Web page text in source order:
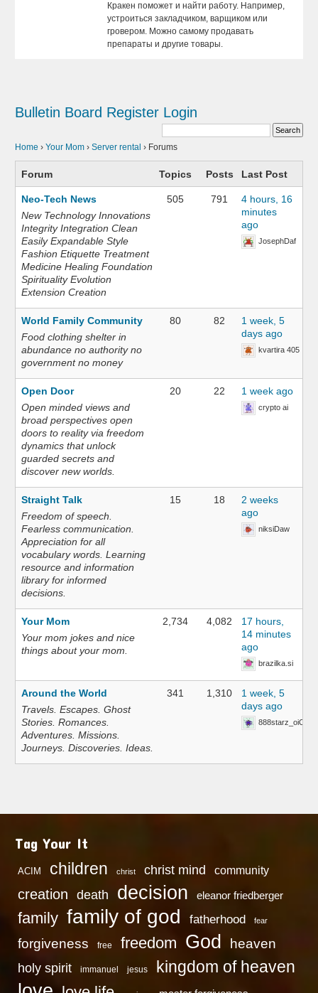
Кракен поможет и найти работу. Например,
устроиться закладчиком, варщиком или
гровером. Можно самому продавать
препараты и другие товары.
Bulletin Board Register Login
Home › Your Mom › Server rental › Forums
Forum Topics Posts Last Post
Neo-Tech News
New Technology Innovations
Integrity Integration Clean
Easily Expandable Style
Fashion Etiquette Treatment
Medicine Healing Foundation
Spirituality Evolution
Extension Creation
505 791
4 hours, 16
minutes
ago
JosephDaf
World Family Community
Food clothing shelter in
abundance no authority no
government no money
80 82
1 week, 5
days ago
kvartira 405
Open Door
Open minded views and
broad perspectives open
doors to reality via freedom
dynamics that unlock
guarded secrets and
discover new worlds.
20 22 1 week ago
crypto ai
Straight Talk
Freedom of speech.
Fearless communication.
Appreciation for all
vocabulary words. Learning
resource and information
library for informed
decisions.
15 18
2 weeks
ago
niksiDaw
Your Mom
Your mom jokes and nice
things about your mom.
2,734 4,082
17 hours,
14 minutes
ago
brazilka.si
Around the World
Travels. Escapes. Ghost
Stories. Romances.
Adventures. Missions.
Journeys. Discoveries. Ideas.
341 1,310
1 week, 5
days ago
888starz_oiOn
Tag Your It
ACIM children christ christ mind community
creation death decision eleanor friedberger
family family of god fatherhood fear
forgiveness free freedom God heaven
holy spirit immanuel jesus kingdom of heaven